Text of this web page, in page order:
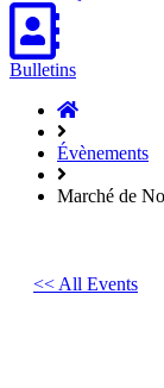
Bulletins
Accueil
Évènements
Marché de
<< All Events